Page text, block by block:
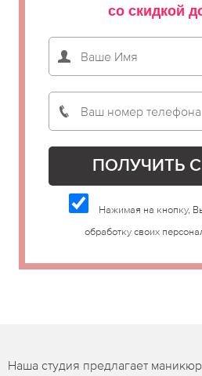
со скидкой
Нажимая на кнопку,
обработку своих
Наша студия предлагает